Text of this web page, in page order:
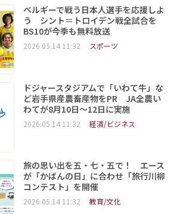
ベルギーで戦う日本人選手を応援しよ
う シント＝トロイデン戦全試合を
BS10が今季も無料放送
2026.05.14 11:32 スポーツ
ドジャースタジアムで「いわて牛」な
ど岩手県産農畜産物をPR JA全農い
わてが8月10日～12日に実施
2026.05.14 11:32 経済/ビジネス
旅の思い出を五・七・五で！ エース
が「かばんの日」に合わせ「旅行川柳
コンテスト」を開催
2026.05.14 11:32 教育/文化